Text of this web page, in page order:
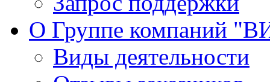
О Группе компаний
Виды деятельности